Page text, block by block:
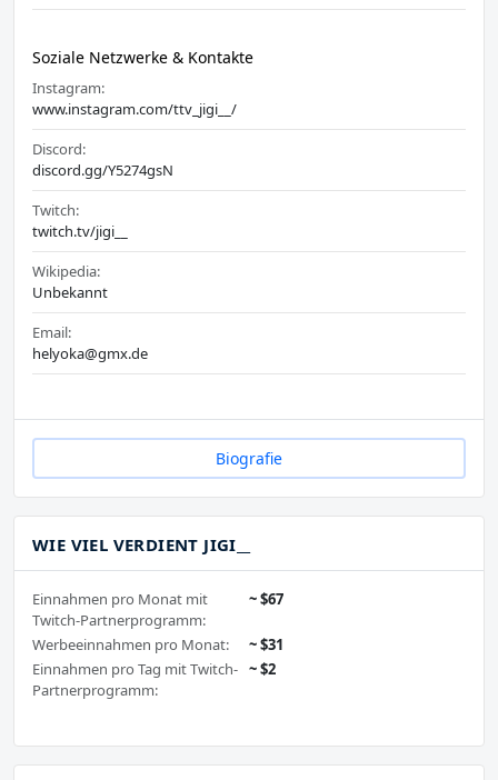
Soziale Netzwerke & Kontakte
Instagram:
www.instagram.com/ttv_jigi__/
Discord:
discord.gg/Y5274gsN
Twitch:
twitch.tv/jigi__
Wikipedia:
Unbekannt
Email:
helyoka@gmx.de
Biografie
WIE VIEL VERDIENT JIGI__
Einnahmen pro Monat mit
Twitch-Partnerprogramm:
~ $67
Werbeeinnahmen pro Monat:
~ $31
Einnahmen pro Tag mit Twitch-
Partnerprogramm:
~ $2